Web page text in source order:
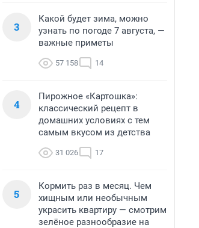
3
Какой будет зима, можно
узнать по погоде 7 августа, —
важные приметы
57 158 14
4
Пирожное «Картошка»:
классический рецепт в
домашних условиях с тем
самым вкусом из детства
31 026 17
5
Кормить раз в месяц. Чем
хищным или необычным
украсить квартиру — смотрим
зелёное разнообразие на